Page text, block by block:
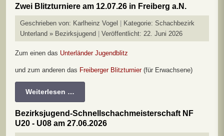
Zwei Blitzturniere am 12.07.26 in Freiberg a.N.
Geschrieben von: Karlheinz Vogel Kategorie: Schachbezirk
Unterland » Bezirksjugend
Veröffentlicht: 22. Juni 2026
Zum einen das Unterländer Jugendblitz
und zum anderen das Freiberger Blitzturnier (für Erwachsene)
Weiterlesen …
Bezirksjugend-Schnellschachmeisterschaft NF
U20 - U08 am 27.06.2026